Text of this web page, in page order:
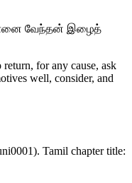
வேந்தன் இழைத்
for any cause, ask
well, consider, and
Tamil chapter title: